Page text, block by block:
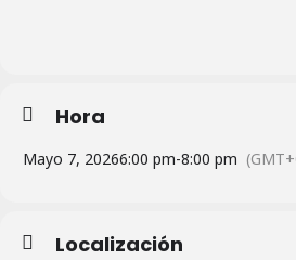
Hora
Mayo 7, 20266:00 pm-8:00 pm
Localización